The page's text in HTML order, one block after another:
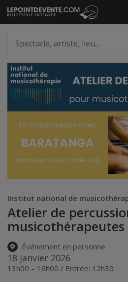
Passer
au
artiste,
lieu...
Institut national de
Atelier de
musicothérapeutes
Événement en personne
18 janvier 2026
13h00 – 16h00 / Entrée: 12h30